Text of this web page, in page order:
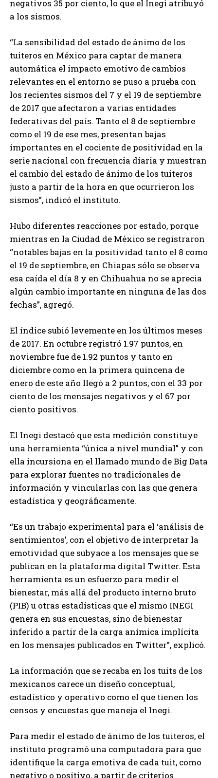
negativos 35 por ciento, lo que el Inegi atribuyó
a los sismos.
“La sensibilidad del estado de ánimo de los
tuiteros en México para captar de manera
automática el impacto emotivo de cambios
relevantes en el entorno se puso a prueba con
los recientes sismos del 7 y el 19 de septiembre
de 2017 que afectaron a varias entidades
federativas del país. Tanto el 8 de septiembre
como el 19 de ese mes, presentan bajas
importantes en el cociente de positividad en la
serie nacional con frecuencia diaria y muestran
el cambio del estado de ánimo de los tuiteros
justo a partir de la hora en que ocurrieron los
sismos”, indicó el instituto.
Hubo diferentes reacciones por estado, porque
mientras en la Ciudad de México se registraron
“notables bajas en la positividad tanto el 8 como
el 19 de septiembre, en Chiapas sólo se observa
esa caída el día 8 y en Chihuahua no se aprecia
algún cambio importante en ninguna de las dos
fechas”, agregó.
El índice subió levemente en los últimos meses
de 2017. En octubre registró 1.97 puntos, en
noviembre fue de 1.92 puntos y tanto en
diciembre como en la primera quincena de
enero de este año llegó a 2 puntos, con el 33 por
ciento de los mensajes negativos y el 67 por
ciento positivos.
El Inegi destacó que esta medición constituye
una herramienta “única a nivel mundial” y con
ella incursiona en el llamado mundo deBig Data
para explorar fuentes no tradicionales de
información y vincularlas con las que genera
estadística y geográficamente.
“Es un trabajo experimental para el ‘análisis de
sentimientos’, con el objetivo de interpretar la
emotividad que subyace a los mensajes que se
publican en la plataforma digital Twitter. Esta
herramienta es un esfuerzo para medir el
bienestar, más allá del producto interno bruto
(PIB) u otras estadísticas que el mismo INEGI
genera en sus encuestas, sino de bienestar
inferido a partir de la carga anímica implícita
en los mensajes publicados en Twitter”, explicó.
La información que se recaba en los tuits de los
mexicanos carece un diseño conceptual,
estadístico y operativo como el que tienen los
censos y encuestas que maneja el Inegi.
Para medir el estado de ánimo de los tuiteros, el
instituto programó una computadora para que
identifique la carga emotiva de cada tuit, como
negativo o positivo, a partir de criterios